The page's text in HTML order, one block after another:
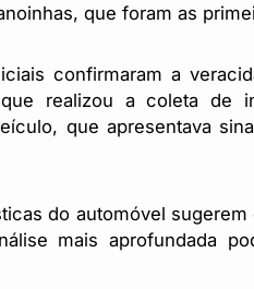
que foram as
confirmaram a
realizou a coleta de
que apresentava
do automóvel
mais aprofundada